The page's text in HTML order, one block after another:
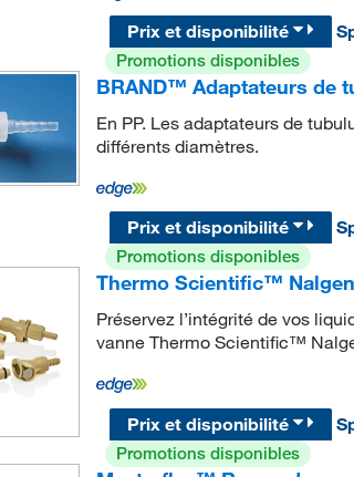
Prix et disponibilité
Promotions disponibles
BRAND™ Adaptateurs de
En PP. Les adaptateurs de
différents diamètres.
Prix et disponibilité
Promotions disponibles
Thermo Scientific™
Préservez l’intégrité de vos
vanne Thermo Scientific™
Prix et disponibilité
Promotions disponibles